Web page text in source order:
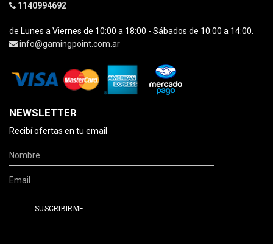
1140994692
de Lunes a Viernes de 10:00 a 18:00 - Sábados de 10:00 a 14:00.
info@gamingpoint.com.ar
NEWSLETTER
Recibí ofertas en tu email